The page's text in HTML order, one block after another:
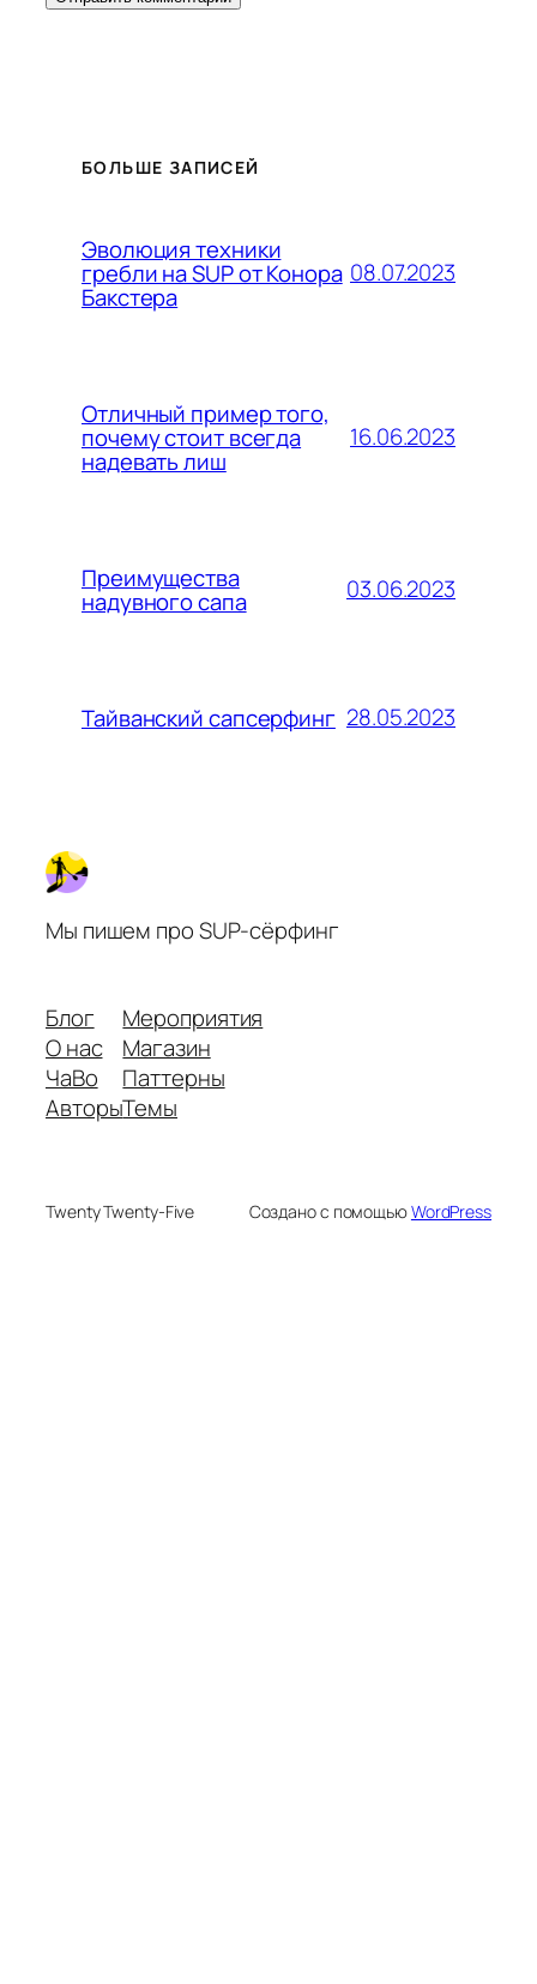
БОЛЬШЕ ЗАПИСЕЙ
Эволюция техники
гребли на SUP от Конора
Бакстера
08.07.2023
Отличный пример того,
почему стоит всегда
надевать лиш
16.06.2023
Преимущества
надувного сапа 03.06.2023
Тайванский сапсерфинг 28.05.2023
Мы пишем про SUP-сёрфинг
Блог
О нас
ЧаВо
Авторы
Мероприятия
Магазин
Паттерны
Темы
Twenty Twenty-Five Создано с помощьюWordPress